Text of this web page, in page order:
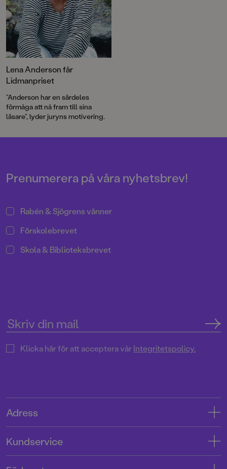
Lena Anderson får
Lidmanpriset
”Anderson har en särdeles
förmåga att nå fram till sina
läsare”, lyder juryns motivering.
Prenumerera på våra nyhetsbrev!
Rabén & Sjögrens vänner
Förskolebrevet
Skola & Biblioteksbrevet
Klicka här för att acceptera vårIntegritetspolicy.
Adress
Kundservice